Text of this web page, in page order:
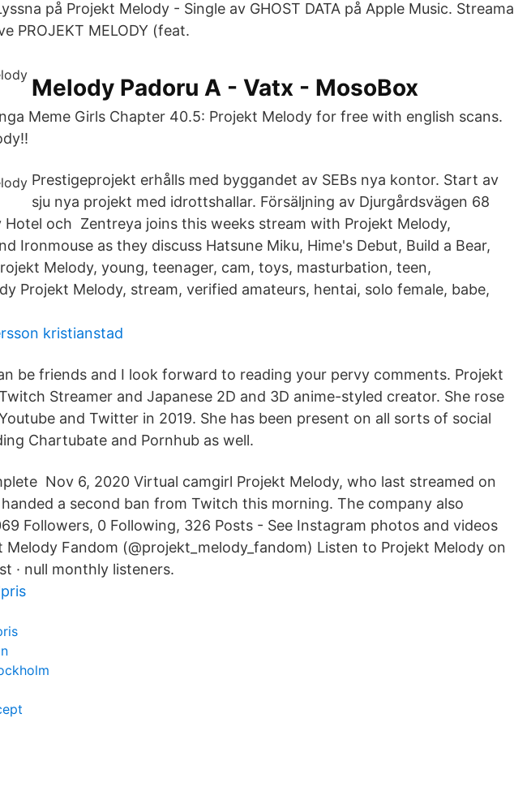
på Projekt Melody - Single av GHOST DATA på Apple Music. Streama
PROJEKT MELODY (feat.
Melody Padoru A - Vatx - MosoBox
Meme Girls Chapter 40.5: Projekt Melody for free with english scans.
Prestigeprojekt erhålls med byggandet av SEBs nya kontor. Start av
sju nya projekt med idrottshallar. Försäljning av Djurgårdsvägen 68
Hotel och Zentreya joins this weeks stream with Projekt Melody,
Ironmouse as they discuss Hatsune Miku, Hime's Debut, Build a Bear,
Melody, young, teenager, cam, toys, masturbation, teen,
Projekt Melody, stream, verified amateurs, hentai, solo female, babe,
kristianstad
be friends and I look forward to reading your pervy comments. Projekt
Streamer and Japanese 2D and 3D anime-styled creator. She rose
and Twitter in 2019. She has been present on all sorts of social
Chartubate and Pornhub as well.
Nov 6, 2020 Virtual camgirl Projekt Melody, who last streamed on
a second ban from Twitch this morning. The company also
Followers, 0 Following, 326 Posts - See Instagram photos and videos
Melody Fandom (@projekt_melody_fandom) Listen to Projekt Melody on
· null monthly listeners.